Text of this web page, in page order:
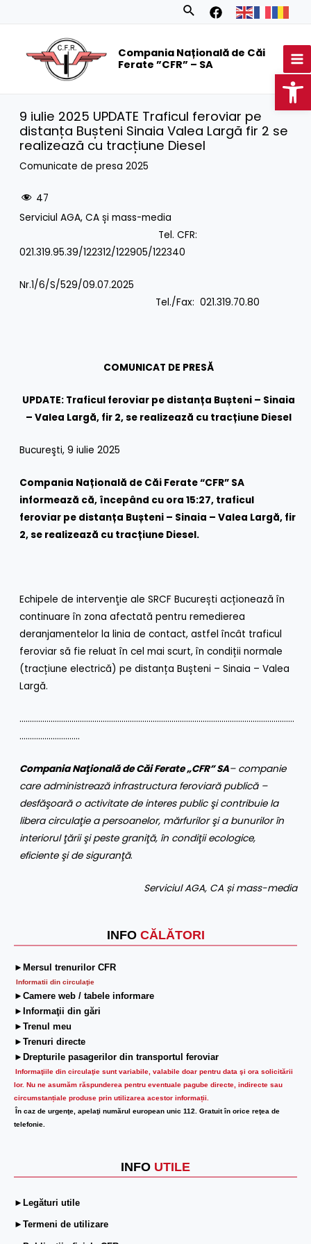
Search
Compania Națională de Căi
Ferate ”CFR” – SA
INFO CĂLĂTORI
►Mersul trenurilor CFR
Informatii din circulaţie
►Camere web / tabele informare
►Informaţii din gări
►Trenul meu
►Trenuri directe
►Drepturile pasagerilor din transportul feroviar
Informaţiile din circulaţie sunt variabile, valabile doar pentru data şi ora solicitării
lor. Nu ne asumăm răspunderea pentru eventuale pagube directe, indirecte sau
circumstanțiale produse prin utilizarea acestor informații.
În caz de urgenţe, apelaţi numărul european unic 112. Gratuit în orice reţea de
telefonie.
INFO UTILE
►Legături utile
►Termeni de utilizare
9 iulie 2025 UPDATE Traficul feroviar pe
distanța Bușteni Sinaia Valea Largă fir 2 se
realizează cu tracțiune Diesel
Comunicate de presa 2025
47
Serviciul AGA, CA și mass-media
Tel. CFR:
021.319.95.39/122312/122905/122340
Nr.1/6/S/529/09.07.2025
Tel./Fax: 021.319.70.80
COMUNICAT DE PRESĂ
UPDATE: Traficul feroviar pe distanța Bușteni – Sinaia
– Valea Largă, fir 2, se realizează cu tracțiune Diesel
Bucureşti, 9 iulie 2025
Compania Națională de Căi Ferate “CFR” SA
informează că, începând cu ora 15:27, traficul
feroviar pe distanța Bușteni – Sinaia – Valea Largă, fir
2, se realizează cu tracțiune Diesel.
Echipele de intervenţie ale SRCF București acționează în
continuare în zona afectată pentru remedierea
deranjamentelor la linia de contact, astfel încât traficul
feroviar să fie reluat în cel mai scurt, în condiții normale
(tracțiune electrică) pe distanța Bușteni – Sinaia – Valea
Largă.
……………………………………………………………………………………………………………………
………………………..
Compania Naţională de Căi Ferate „CFR” SA– companie
care administrează infrastructura feroviară publică –
desfăşoară o activitate de interes public şi contribuie la
libera circulaţie a persoanelor, mărfurilor şi a bunurilor în
interiorul ţării şi peste graniţă, în condiţii ecologice,
eficiente şi de siguranţă.
Serviciul AGA, CA și mass-media